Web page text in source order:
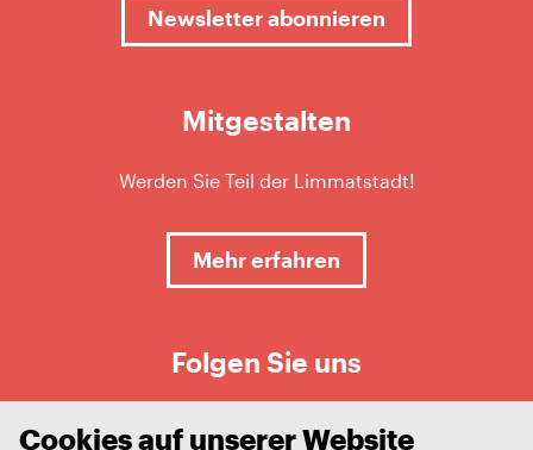
Newsletter abonnieren
Mitgestalten
Werden Sie Teil der Limmatstadt!
Mehr erfahren
Folgen Sie uns
Cookies auf unserer Website